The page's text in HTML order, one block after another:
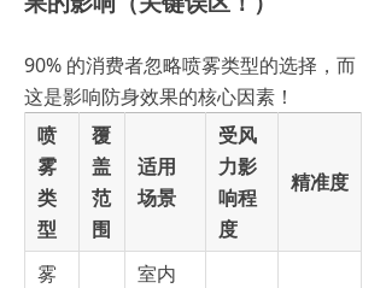
90% 的消费者忽略喷雾类型的选择，而
这是影响防身效果的核心因素！
喷
雾
类
型
覆
盖
范
围
适用
场景
受风
力影
响程
度
精准度
雾
室内